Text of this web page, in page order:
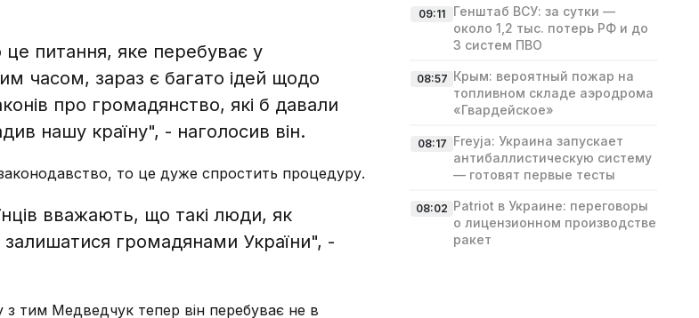
питання, яке перебуває у
часом, зараз є багато ідей щодо
про громадянство, які б давали
нашу країну", - наголосив він.
то це дуже спростить процедуру.
вважають, що такі люди, як
громадянами України", -
тим Медведчук тепер він перебуває не в
09:11
Генштаб ВСУ: за сутки —
около 1,2 тыс. потерь РФ и до
3 систем ПВО
08:57 Крым: вероятный пожар на
топливном складе аэродрома
«Гвардейское»
08:17 Freyja: Украина запускает
антибаллистическую систему
— готовят первые тесты
08:02 Patriot в Украине: переговоры
о лицензионном производстве
ракет